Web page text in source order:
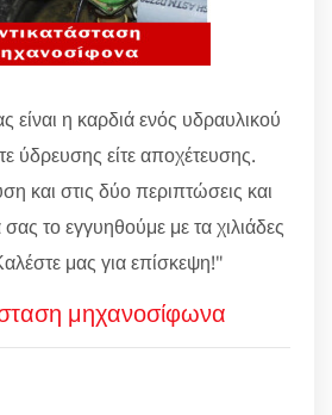
η καρδιά ενός υδραυλικού
ύδρευσης είτε αποχέτευσης.
και στις δύο περιπτώσεις και
το εγγυηθούμε με τα χιλιάδες
μας για επίσκεψη!"
μηχανοσίφωνα